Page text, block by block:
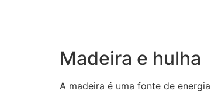
Madeira e hulha
A madeira é uma fonte de